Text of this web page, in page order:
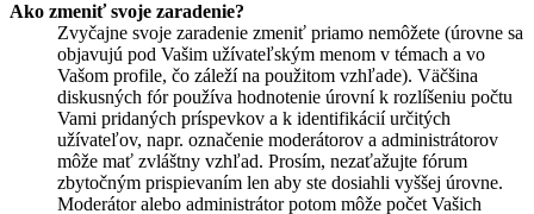
Ako zmeniť svoje zaradenie?
Zvyčajne svoje zaradenie zmeniť priamo nemôžete (úrovne sa
objavujú pod Vašim užívateľským menom v témach a vo
Vašom profile, čo záleží na použitom vzhľade). Väčšina
diskusných fór používa hodnotenie úrovní k rozlíšeniu počtu
Vami pridaných príspevkov a k identifikácií určitých
užívateľov, napr. označenie moderátorov a administrátorov
môže mať zvláštny vzhľad. Prosím, nezaťažujte fórum
zbytočným prispievaním len aby ste dosiahli vyššej úrovne.
Moderátor alebo administrátor potom môže počet Vašich